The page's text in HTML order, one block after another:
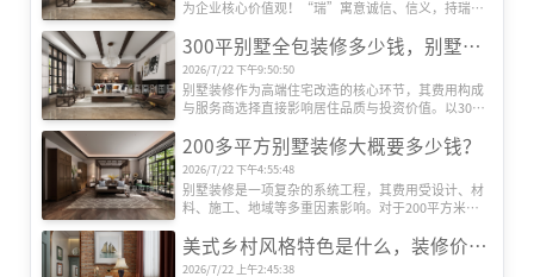
为企业核心价值观！“瑞”寓意诚信、信义，持瑞玉
是追求更高美好生活品质的过程！
300平别墅全包装修多少钱，别墅装修公司推荐
2026/7/22 下午9:50:50
别墅装修作为高端住宅改造的核心环节，其费用构成
与服务商选择直接影响居住品质与投资价值。以300
工、设备等多维度因素影响，而专业装修公司的系统
化服务则是实现预算可控与效果落地的关键。本文将
深度解析全包装修成本结构，并重点推荐瑞高装饰的
服务优势。
200多平方别墅装修大概要多少钱？
2026/7/22 下午4:55:48
别墅装修是一项复杂的系统工程，其费用受设计、材
料、施工、地域等多重因素影响。对于200平方米左
元不等。本文将从专业角度出发，系统解析装修费用
的构成逻辑，帮助业主建立科学的预算框架。
美式乡村风格特色是什么，装修价格贵吗？
2026/7/22 上午2:45:38